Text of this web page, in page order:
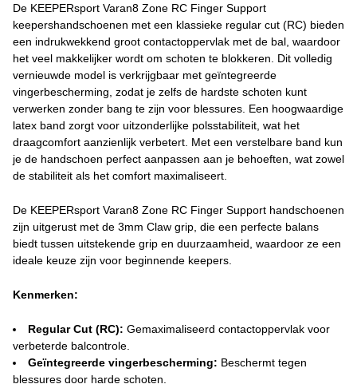
De KEEPERsport Varan8 Zone RC Finger Support
keepershandschoenen met een klassieke regular cut (RC) bieden
een indrukwekkend groot contactoppervlak met de bal, waardoor
het veel makkelijker wordt om schoten te blokkeren. Dit volledig
vernieuwde model is verkrijgbaar met geïntegreerde
vingerbescherming, zodat je zelfs de hardste schoten kunt
verwerken zonder bang te zijn voor blessures. Een hoogwaardige
latex band zorgt voor uitzonderlijke polsstabiliteit, wat het
draagcomfort aanzienlijk verbetert. Met een verstelbare band kun
je de handschoen perfect aanpassen aan je behoeften, wat zowel
de stabiliteit als het comfort maximaliseert.
De KEEPERsport Varan8 Zone RC Finger Support handschoenen
zijn uitgerust met de 3mm Claw grip, die een perfecte balans
biedt tussen uitstekende grip en duurzaamheid, waardoor ze een
ideale keuze zijn voor beginnende keepers.
Kenmerken:
Regular Cut (RC): Gemaximaliseerd contactoppervlak voor
verbeterde balcontrole.
Geïntegreerde vingerbescherming: Beschermt tegen
blessures door harde schoten.